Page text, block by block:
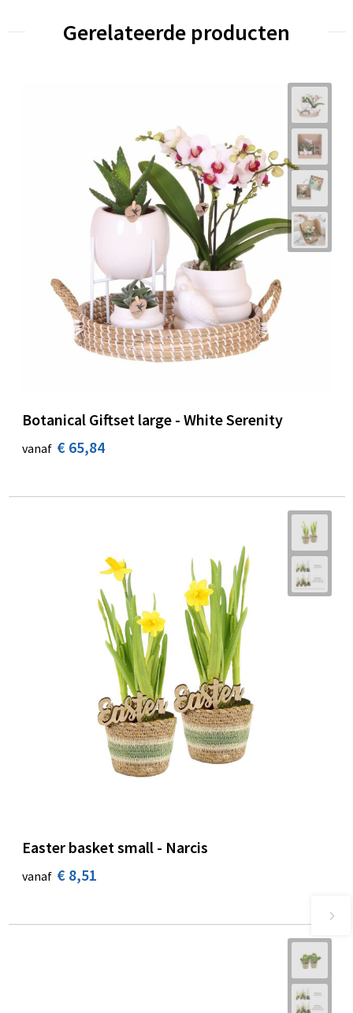
Gerelateerde producten
Botanical Giftset large - White Serenity
vanaf € 65,84
Easter basket small - Narcis
vanaf € 8,51